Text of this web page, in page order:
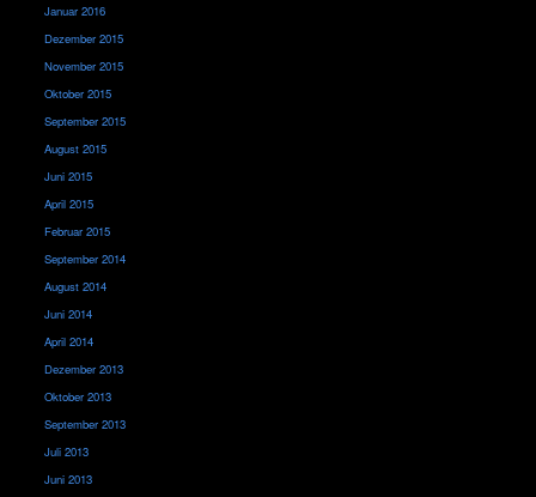
Januar 2016
Dezember 2015
November 2015
Oktober 2015
September 2015
August 2015
Juni 2015
April 2015
Februar 2015
September 2014
August 2014
Juni 2014
April 2014
Dezember 2013
Oktober 2013
September 2013
Juli 2013
Juni 2013